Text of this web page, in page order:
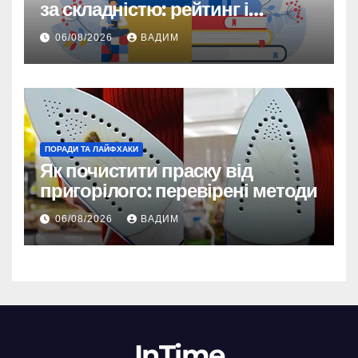
за складністю: рейтинг і
реальність
06/08/2026 ВАДИМ
ПОРАДИ ТА ЛАЙФХАКИ
Як почистити праску від
пригорілого: перевірені методи
06/08/2026 ВАДИМ